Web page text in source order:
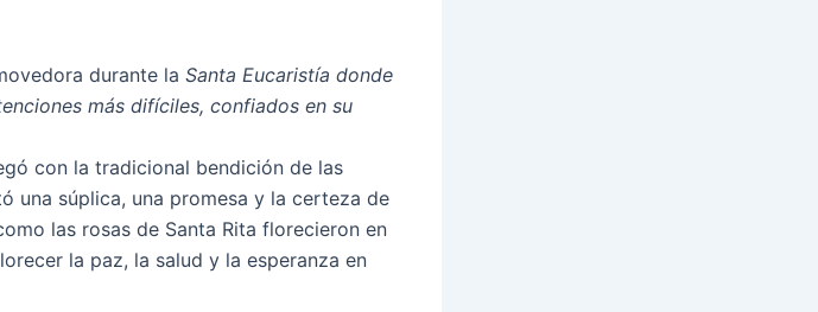
durante la Santa Eucaristía donde
más difíciles, confiados en su
con la tradicional bendición de las
una súplica, una promesa y la certeza de
las rosas de Santa Rita florecieron en
la paz, la salud y la esperanza en